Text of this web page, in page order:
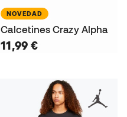
NOVEDAD
Calcetines Crazy Alpha
11,99 €